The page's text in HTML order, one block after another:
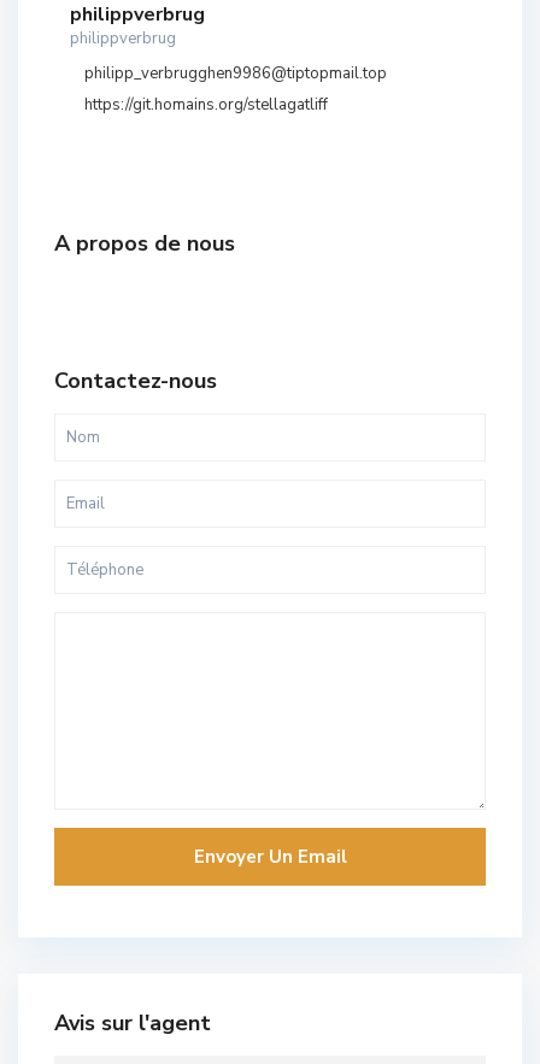
philippverbrug
philippverbrug
philipp_verbrugghen9986@tiptopmail.top
https://git.homains.org/stellagatliff
A propos de nous
Contactez-nous
Avis sur l'agent